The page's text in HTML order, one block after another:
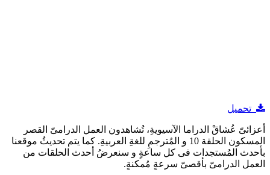
تحميل
أعزائىّ عُشاقْ الدراما الآسيويةِ، تُشاهدون العمل الدرامىّ القصر
المسكون الحلقة 10 و المُترجمِ للغةِ العربيةِ. كما يتم تحديثُ موقعنا
بأحدث المُستجدات فى كل ساعةٍ و سنعرضُ أحدث الحلقات من
العمل الدرامىّ بأقصىّ سرعةٍ مُمكنةٍ.